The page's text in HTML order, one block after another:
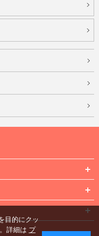
目的にクッ
詳細は プ